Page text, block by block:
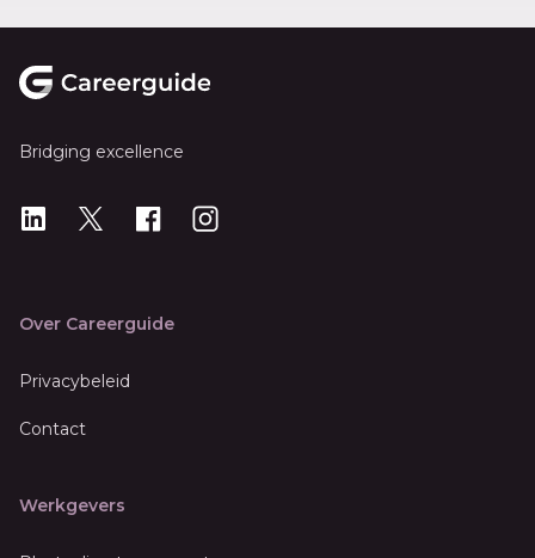
Bridging excellence
LinkedIn
X Instagram
Over Careerguide
Privacybeleid
Contact
Werkgevers